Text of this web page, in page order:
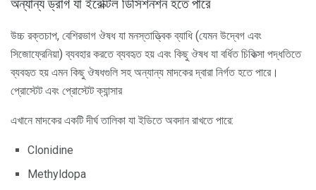
অন্যান্য ড্রাগ যা ইরেক্টিল ডিসিশনশন হতে পারে
উচ্চ রক্তচাপ, বেশিরভাগ ঔষধ যা মনস্তাত্ত্বিক ব্যাধি (যেমন উদ্বেগ এবং
সিজোফ্রেনিয়া) ব্যবহার করতে ব্যবহৃত হয় এবং কিছু ঔষধ যা বর্ধিত চিকিত্সা পদ্ধতিতে
ব্যবহৃত হয় এমন কিছু ঔষধগুলি সহ অন্যান্য মাদকের দ্বারা নির্গত হতে পারে।
প্রোস্টেট এবং প্রোস্টেট ক্যান্সার
এখানে মাদকের একটি দীর্ঘ তালিকা যা ইডিতে অবদান রাখতে পারে:
Clonidine
Methyldopa